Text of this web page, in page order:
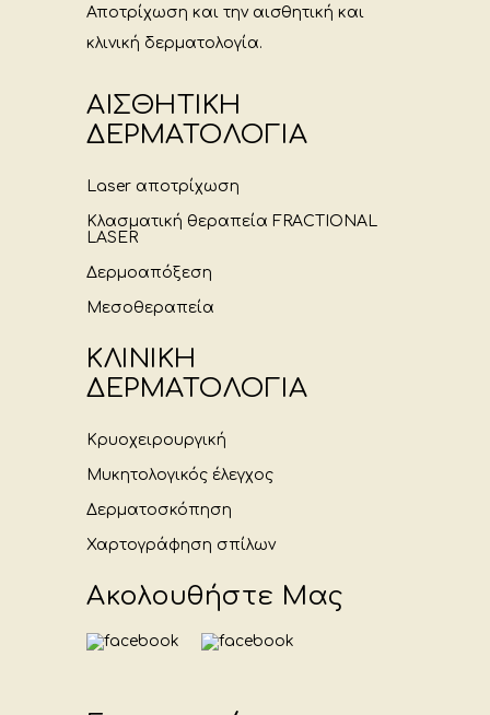
Αποτρίχωση και την αισθητική και
κλινική δερματολογία.
ΑΙΣΘΗΤΙΚΗ
ΔΕΡΜΑΤΟΛΟΓΙΑ
Laser αποτρίχωση
Κλασματική θεραπεία FRACTIONAL
LASER
Δερμοαπόξεση
Μεσοθεραπεία
ΚΛΙΝΙΚΗ
ΔΕΡΜΑΤΟΛΟΓΙΑ
Κρυοχειρουργική
Μυκητολογικός έλεγχος
Δερματοσκόπηση
Χαρτογράφηση σπίλων
Ακολουθήστε Μας